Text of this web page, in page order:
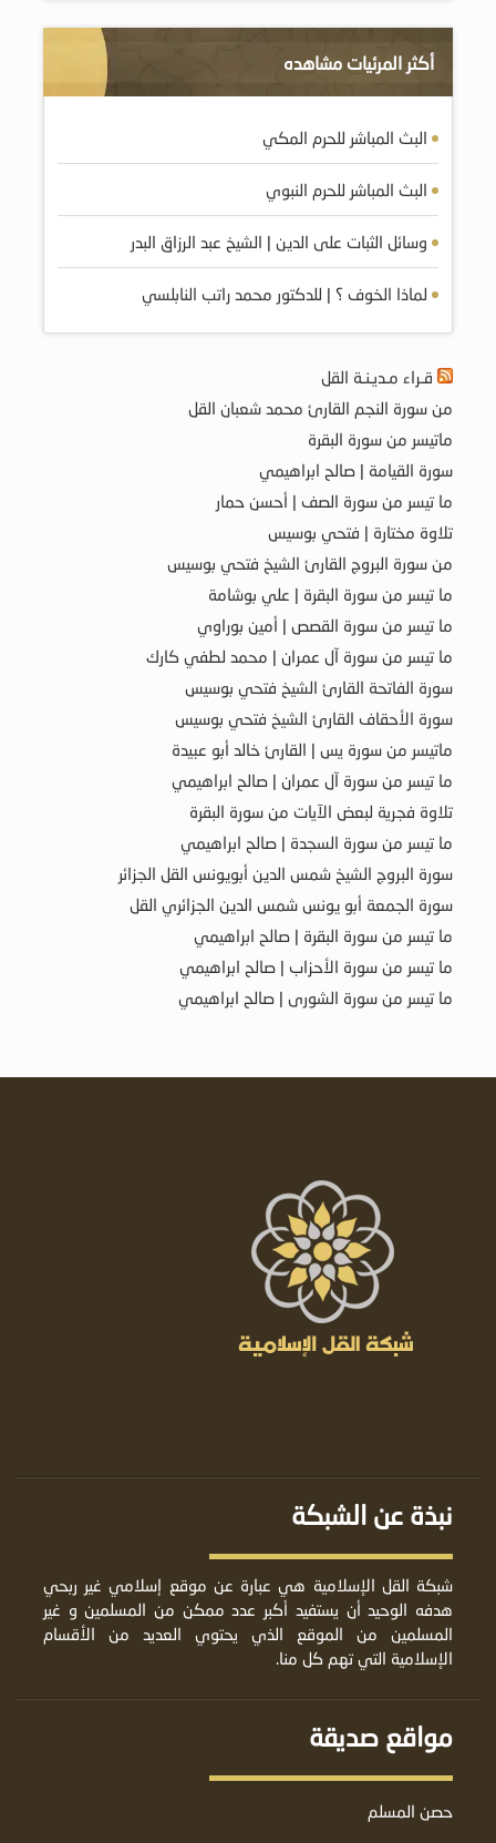
أكثر المرئيات مشاهده
البث المباشر للحرم المكي
البث المباشر للحرم النبوي
وسائل الثبات على الدين | الشيخ عبد الرزاق البدر
لماذا الخوف ؟ | للدكتور محمد راتب النابلسي
قـراء مـديـنـة القل
من سورة النجم القارئ محمد شعبان القل
ماتيسر من سورة البقرة
سورة القيامة | صالح ابراهيمي
ما تيسر من سورة الصف | أحسن حمار
تلاوة مختارة | فتحي بوسيس
من سورة البروج القارئ الشيخ فتحي بوسيس
ما تيسر من سورة البقرة | علي بوشامة
ما تيسر من سورة القصص | أمين بوراوي
ما تيسر من سورة آل عمران | محمد لطفي كارك
سورة الفاتحة القارئ الشيخ فتحي بوسيس
سورة الأحقاف القارئ الشيخ فتحي بوسيس
ماتيسر من سورة يس | القارئ خالد أبو عبيدة
ما تيسر من سورة آل عمران | صالح ابراهيمي
تلاوة فجرية لبعض الآيات من سورة البقرة
ما تيسر من سورة السجدة | صالح ابراهيمي
سورة البروج الشيخ شمس الدين أبويونس القل الجزائر
سورة الجمعة أبو يونس شمس الدين الجزائري القل
ما تيسر من سورة البقرة | صالح ابراهيمي
ما تيسر من سورة الأحزاب | صالح ابراهيمي
ما تيسر من سورة الشورى | صالح ابراهيمي
نبذة عن الشبكة
شبكة القل الإسلامية هي عبارة عن موقع إسلامي غير ربحي
هدفه الوحيد أن يستفيد أكبر عدد ممكن من المسلمين و غير
المسلمين من الموقع الذي يحتوي العديد من الأقسام
الإسلامية التي تهم كل منا.
مواقع صديقة
حصن المسلم